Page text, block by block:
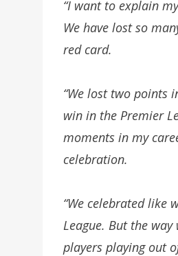
“I want to explain
We have lost so
red card.
“We lost two points
win in the Premier
moments in my
celebration.
“We celebrated like
League. But the
players playing out